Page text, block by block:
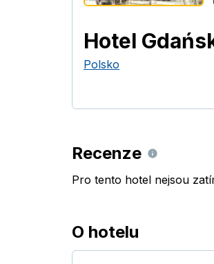
Hotel
Polsko
Recenze
Pro tento hotel nejsou
O hotelu